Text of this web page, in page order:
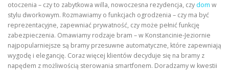
otoczenia – czy to zabytkowa willa, nowoczesna rezydencja, czy dom w
stylu dworkowym. Rozmawiamy o funkcjach ogrodzenia – czy ma być
reprezentacyjne, zapewniać prywatność, czy może pełnić funkcję
zabezpieczenia. Omawiamy rodzaje bram – w Konstancinie-Jeziornie
najpopularniejsze są bramy przesuwne automatyczne, które zapewniają
wygodę i elegancję. Coraz więcej klientów decyduje się na bramy z
napędem z możliwością sterowania smartfonem. Doradzamy w kwestii